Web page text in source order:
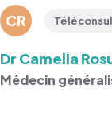
CR
Dr Camelia
Médecin